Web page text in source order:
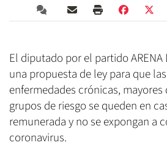
El diputado por el partido ARENA
una propuesta de ley para que
enfermedades crónicas, mayores
grupos de riesgo se queden en
remunerada y no se expongan a
coronavirus.